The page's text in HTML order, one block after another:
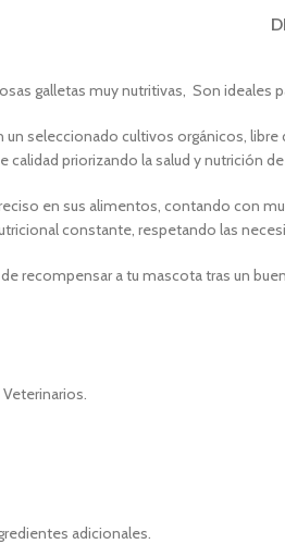
galletas muy nutritivas, Son ideales
un seleccionado cultivos orgánicos,
calidad priorizando la salud y nutrición
en sus alimentos, contando con
constante, respetando las
recompensar a tu mascota tras un
adicionales.